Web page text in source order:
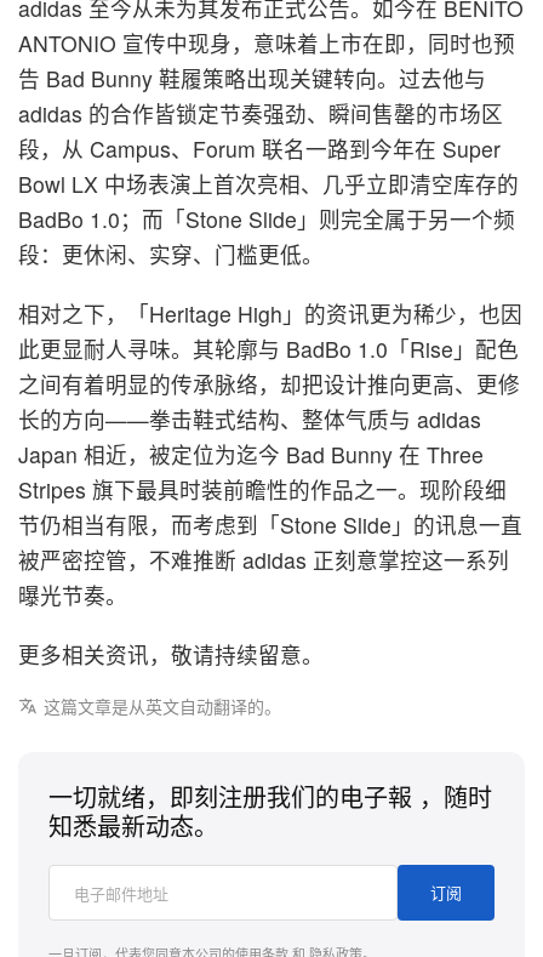
adidas 至今从未为其发布正式公告。如今在 BENITO
ANTONIO 宣传中现身，意味着上市在即，同时也预
告 Bad Bunny 鞋履策略出现关键转向。过去他与
adidas 的合作皆锁定节奏强劲、瞬间售罄的市场区
段，从 Campus、Forum 联名一路到今年在 Super
Bowl LX 中场表演上首次亮相、几乎立即清空库存的
BadBo 1.0；而「Stone Slide」则完全属于另一个频
段：更休闲、实穿、门槛更低。
相对之下，「Heritage High」的资讯更为稀少，也因
此更显耐人寻味。其轮廓与 BadBo 1.0「Rise」配色
之间有着明显的传承脉络，却把设计推向更高、更修
长的方向——拳击鞋式结构、整体气质与 adidas
Japan 相近，被定位为迄今 Bad Bunny 在 Three
Stripes 旗下最具时装前瞻性的作品之一。现阶段细
节仍相当有限，而考虑到「Stone Slide」的讯息一直
被严密控管，不难推断 adidas 正刻意掌控这一系列
曝光节奏。
更多相关资讯，敬请持续留意。
这篇文章是从英文自动翻译的。
一切就绪，即刻注册我们的电子報 ，随时
知悉最新动态。
订阅